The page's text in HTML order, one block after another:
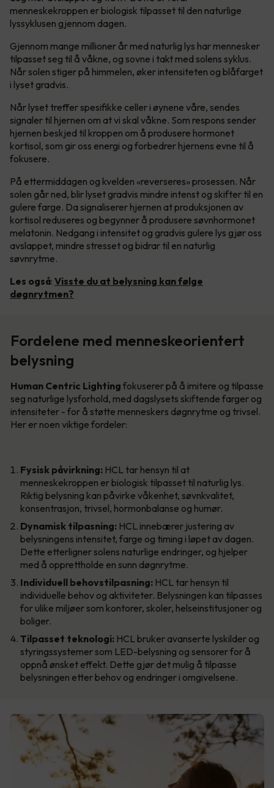
menneskekroppen er biologisk tilpasset til den naturlige
lyssyklusen gjennom dagen.
Gjennom mange millioner år med naturlig lys har mennesker
tilpasset seg til å våkne, og sovne i takt med solens syklus.
Når solen stiger på himmelen, øker intensiteten og blåfarget
i lyset gradvis.
Når lyset treffer spesifikke celler i øynene våre, sendes
signaler til hjernen om at vi skal våkne. Som respons sender
hjernen beskjed til kroppen om å produsere hormonet
kortisol, som gir oss energi og forbedrer hjernens evne til å
fokusere.
På ettermiddagen og kvelden «reverseres» prosessen. Når
solen går ned, blir lyset gradvis mindre intenst og skifter til en
gulere farge. Da signaliserer hjernen at produksjonen av
kortisol reduseres og begynner å produsere søvnhormonet
melatonin. Nedgang i intensitet og gradvis gulere lys gjør oss
avslappet, mindre stresset og bidrar til en naturlig
søvnrytme.
Les også: Visste du at belysning kan følge
døgnrytmen?
Fordelene med menneskeorientert
belysning
Human Centric Lighting fokuserer på å imitere og tilpasse
seg naturlige lysforhold, med dagslysets skiftende farger og
intensiteter - for å støtte menneskers døgnrytme og trivsel.
Her er noen viktige fordeler:
Fysisk påvirkning: HCL tar hensyn til at
menneskekroppen er biologisk tilpasset til naturlig lys.
Riktig belysning kan påvirke våkenhet, søvnkvalitet,
konsentrasjon, trivsel, hormonbalanse og humør.
Dynamisk tilpasning: HCL innebærer justering av
belysningens intensitet, farge og timing i løpet av dagen.
Dette etterligner solens naturlige endringer, og hjelper
med å opprettholde en sunn døgnrytme.
Individuell behovstilpasning: HCL tar hensyn til
individuelle behov og aktiviteter. Belysningen kan tilpasses
for ulike miljøer som kontorer, skoler, helseinstitusjoner og
boliger.
Tilpasset teknologi: HCL bruker avanserte lyskilder og
styringssystemer som LED-belysning og sensorer for å
oppnå ønsket effekt. Dette gjør det mulig å tilpasse
belysningen etter behov og endringer i omgivelsene.